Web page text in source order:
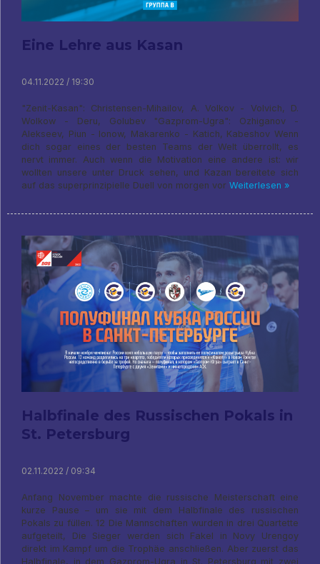
Eine Lehre aus Kasan
04.11.2022 / 19:30
"Zenit-Kasan": Christensen-Mihailov, A. Volkov - Volvich, D.
Wolkow - Deru, Golubev "Gazprom-Ugra": Ozhiganov -
Alekseev, Piun - Ionow, Makarenko - Katich, Kabeshov Wenn
dich sogar eines der besten Teams der Welt überrollt, es
nervt immer. Auch wenn die Motivation eine andere ist: wir
wollten unsere unter Druck sehen, und Kazan bereitete sich
auf das superprinzipielle Duell von morgen vor Weiterlesen »
Halbfinale des Russischen Pokals in
St. Petersburg
02.11.2022 / 09:34
Anfang November machte die russische Meisterschaft eine
kurze Pause – um sie mit dem Halbfinale des russischen
Pokals zu füllen. 12 Die Mannschaften wurden in drei Quartette
aufgeteilt, Die Sieger werden sich Fakel in Novy Urengoy
direkt im Kampf um die Trophäe anschließen. Aber zuerst das
Halbfinale, in dem Gazprom-Ugra in St. Petersburg mit zwei